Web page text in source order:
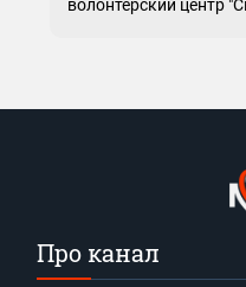
волонтерский центр
Про канал